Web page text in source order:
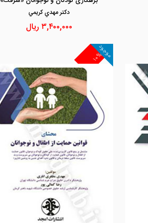
دكتر مهدي كريمي
۳,۴۰۰,۰۰۰ریال
۱۰%
موجود